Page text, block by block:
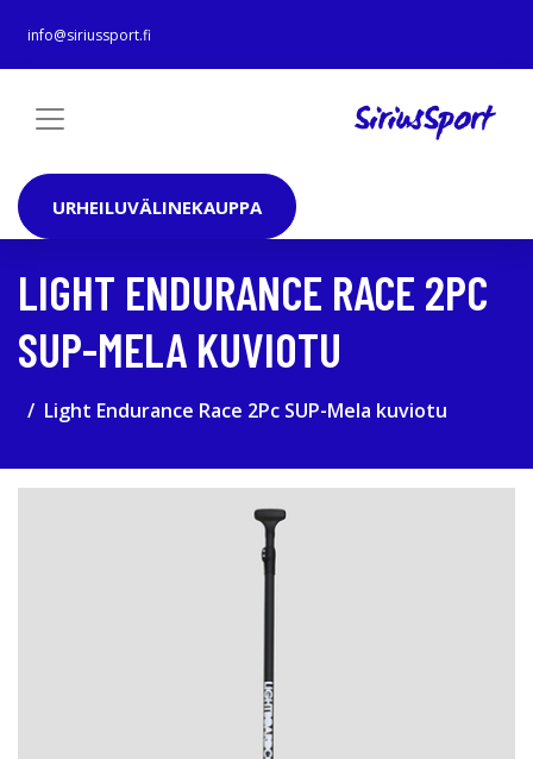
info@siriussport.fi
URHEILUVÄLINEKAUPPA
LIGHT ENDURANCE RACE 2PC
SUP-MELA KUVIOTU
Light Endurance Race 2Pc SUP-Mela kuviotu